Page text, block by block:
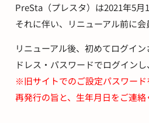
PreSta（プレスタ）は2021年5月
それに伴い、リニューアル前に
リニューアル後、初めてログイ
ドレス・パスワードでログイン
※旧サイトでのご設定パスワード
再発行の旨と、生年月日をご連絡